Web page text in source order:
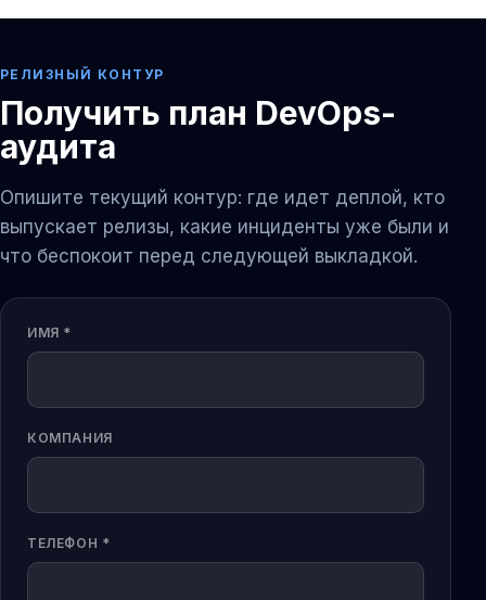
РЕЛИЗНЫЙ КОНТУР
Получить план DevOps-
аудита
Опишите текущий контур: где идет деплой, кто
выпускает релизы, какие инциденты уже были и
что беспокоит перед следующей выкладкой.
ИМЯ *
КОМПАНИЯ
ТЕЛЕФОН *